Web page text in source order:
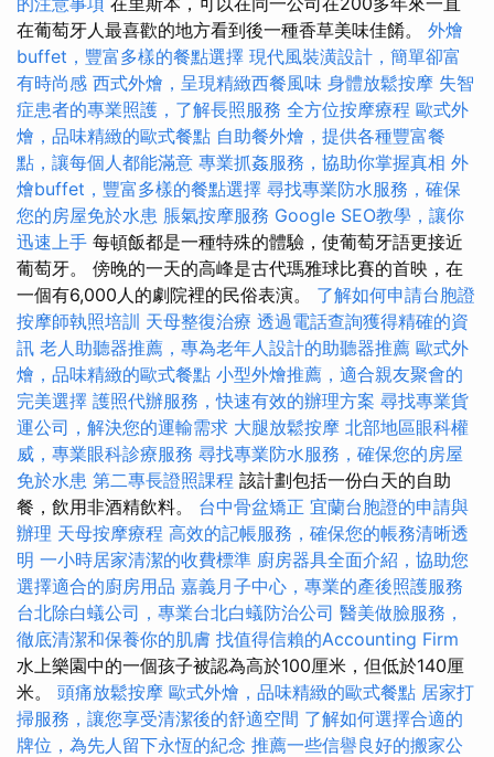
在葡萄牙人最喜歡的地方看到後一種香草美味佳餚。 外燴
buffet，豐富多樣的餐點選擇 現代風裝潢設計，簡單卻富
有時尚感 西式外燴，呈現精緻西餐風味 身體放鬆按摩 失智
症患者的專業照護，了解長照服務 全方位按摩療程 歐式外
燴，品味精緻的歐式餐點 自助餐外燴，提供各種豐富餐
點，讓每個人都能滿意 專業抓姦服務，協助你掌握真相 外
燴buffet，豐富多樣的餐點選擇 尋找專業防水服務，確保
您的房屋免於水患 脹氣按摩服務 Google SEO教學，讓你
迅速上手 每頓飯都是一種特殊的體驗，使葡萄牙語更接近
葡萄牙。 傍晚的一天的高峰是古代瑪雅球比賽的首映，在
一個有6,000人的劇院裡的民俗表演。 了解如何申請台胞證
按摩師執照培訓 天母整復治療 透過電話查詢獲得精確的資
訊 老人助聽器推薦，專為老年人設計的助聽器推薦 歐式外
燴，品味精緻的歐式餐點 小型外燴推薦，適合親友聚會的
完美選擇 護照代辦服務，快速有效的辦理方案 尋找專業貨
運公司，解決您的運輸需求 大腿放鬆按摩 北部地區眼科權
威，專業眼科診療服務 尋找專業防水服務，確保您的房屋
免於水患 第二專長證照課程 該計劃包括一份白天的自助
餐，飲用非酒精飲料。 台中骨盆矯正 宜蘭台胞證的申請與
辦理 天母按摩療程 高效的記帳服務，確保您的帳務清晰透
明 一小時居家清潔的收費標準 廚房器具全面介紹，協助您
選擇適合的廚房用品 嘉義月子中心，專業的產後照護服務
台北除白蟻公司，專業台北白蟻防治公司 醫美做臉服務，
徹底清潔和保養你的肌膚 找值得信賴的Accounting Firm
水上樂園中的一個孩子被認為高於100厘米，但低於140厘
米。 頭痛放鬆按摩 歐式外燴，品味精緻的歐式餐點 居家打
掃服務，讓您享受清潔後的舒適空間 了解如何選擇合適的
牌位，為先人留下永恆的紀念 推薦一些信譽良好的搬家公